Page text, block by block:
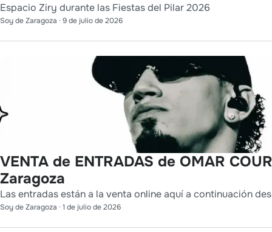
Espacio Ziry durante las Fiestas del Pilar 2026
Soy de Zaragoza · 9 de julio de 2026
VENTA de ENTRADAS de OMAR
Zaragoza
Las entradas están a la venta online aquí a continuación
Soy de Zaragoza · 1 de julio de 2026